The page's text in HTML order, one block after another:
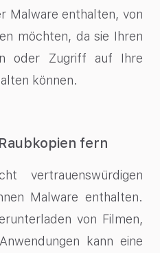
Malware enthalten, von
möchten, da sie Ihren
oder Zugriff auf Ihre
können.
fern
vertrauenswürdigen
Malware enthalten.
von Filmen,
kann eine